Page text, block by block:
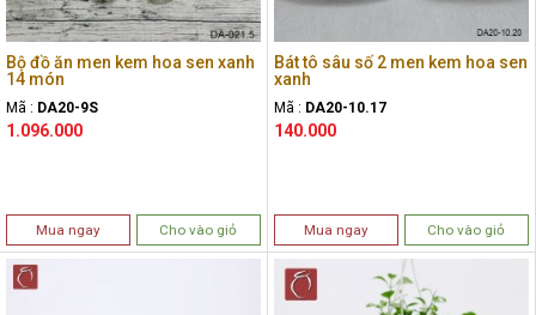
Bộ đồ ăn men kem hoa sen xanh
14 món
Mã : DA20-9S
1.096.000
Mua ngay Cho vào giỏ
Bát tô sâu số 2 men kem hoa sen
xanh
Mã : DA20-10.17
140.000
Mua ngay Cho vào giỏ